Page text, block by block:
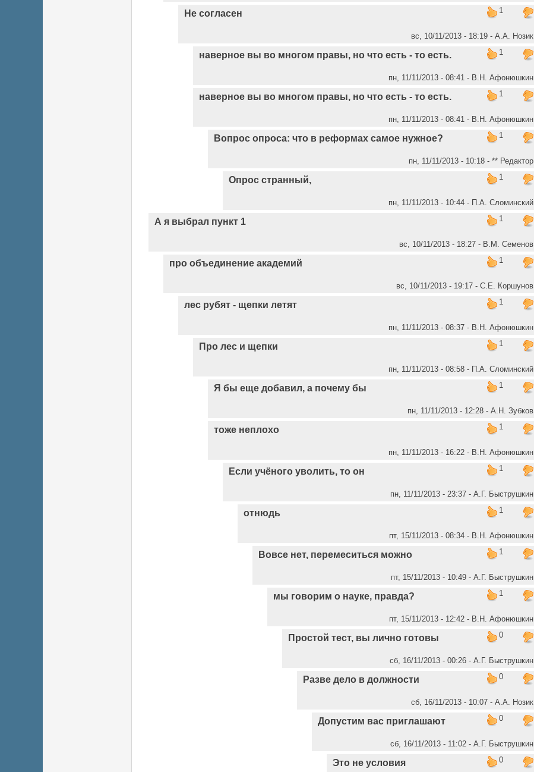
1
Не согласен
вс, 10/11/2013 - 18:19 - А.А. Нозик
1
наверное вы во многом правы, но что есть - то есть.
пн, 11/11/2013 - 08:41 - В.Н. Афонюшкин
1
наверное вы во многом правы, но что есть - то есть.
пн, 11/11/2013 - 08:41 - В.Н. Афонюшкин
1
Вопрос опроса: что в реформах самое нужное?
пн, 11/11/2013 - 10:18 - ** Редактор
1
Опрос странный,
пн, 11/11/2013 - 10:44 - П.А. Сломинский
1
А я выбрал пункт 1
вс, 10/11/2013 - 18:27 - В.М. Семенов
1
про объединение академий
вс, 10/11/2013 - 19:17 - С.Е. Коршунов
1
лес рубят - щепки летят
пн, 11/11/2013 - 08:37 - В.Н. Афонюшкин
1
Про лес и щепки
пн, 11/11/2013 - 08:58 - П.А. Сломинский
1
Я бы еще добавил, а почему бы
пн, 11/11/2013 - 12:28 - А.Н. Зубков
1
тоже неплохо
пн, 11/11/2013 - 16:22 - В.Н. Афонюшкин
1
Если учёного уволить, то он
пн, 11/11/2013 - 23:37 - А.Г. Быструшкин
1
отнюдь
пт, 15/11/2013 - 08:34 - В.Н. Афонюшкин
1
Вовсе нет, перемеситься можно
пт, 15/11/2013 - 10:49 - А.Г. Быструшкин
1
мы говорим о науке, правда?
пт, 15/11/2013 - 12:42 - В.Н. Афонюшкин
0
Простой тест, вы лично готовы
сб, 16/11/2013 - 00:26 - А.Г. Быструшкин
0
Разве дело в должности
сб, 16/11/2013 - 10:07 - А.А. Нозик
0
Допустим вас приглашают
сб, 16/11/2013 - 11:02 - А.Г. Быструшкин
0
Это не условия